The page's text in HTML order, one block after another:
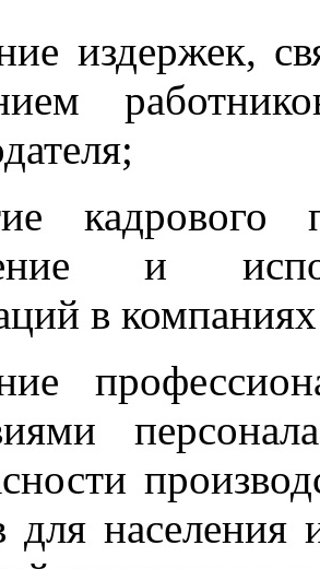
издержек,
кадрового
и
в
для населения